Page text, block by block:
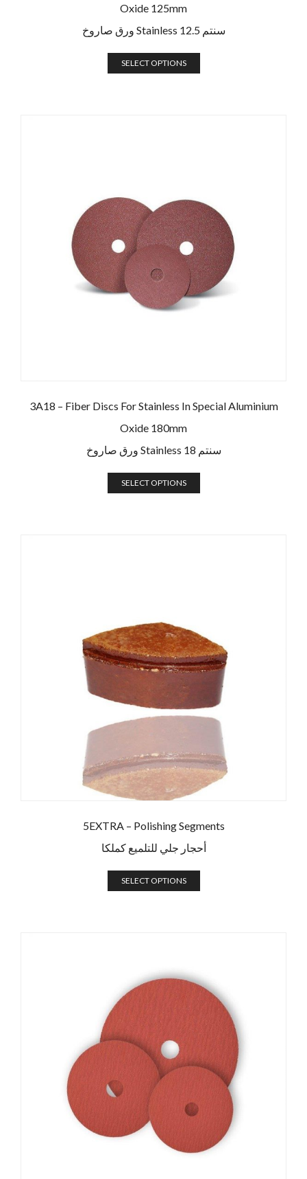
Oxide 125mm
ورق صاروخ Stainless 12.5 سنتم
SELECT OPTIONS
3A18 – Fiber Discs For Stainless In Special Aluminium
Oxide 180mm
ورق صاروخ Stainless 18 سنتم
SELECT OPTIONS
5EXTRA – Polishing Segments
أحجار جلي للتلميع كملكا
SELECT OPTIONS